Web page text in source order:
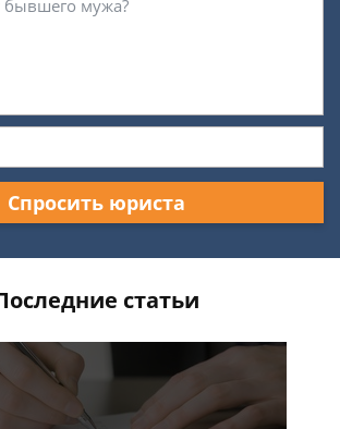
Спросить юриста
статьи